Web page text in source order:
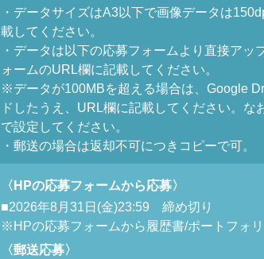
・データサイズはA3以下で画像データは
載してください。
・データは以下の応募フォームより直接ア
ォームのURL欄に記載してください。
※データが100MBを超える場合は、Google
ドしたうえ、URL欄に記載してください。
で設定してください。
・郵送の場合は返却不可につきコピーで可。
〈HPの応募フォームから応募〉
■2026年8月31日(金)23:59 締め切り
※HPの応募フォームから履歴書/ポートフォ
〈郵送応募〉